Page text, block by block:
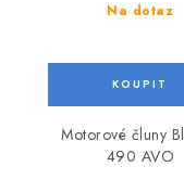
Na dotaz
Motorové čluny
490 AVO